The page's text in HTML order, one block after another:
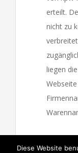
erteilt.
nicht zu
liegen
RUFEN SIE UNS
© Copyright
Brunnengräber
Diese Website